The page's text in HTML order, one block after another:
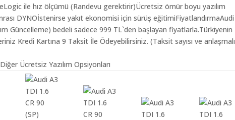
ile hız ölçümü (Randevu gerektirir)Ücretsiz ömür boyu yazılım
DYNOİstenirse yakıt ekonomisi için sürüş eğitimiFiyatlandırmaAudi
Güncelleme) bedeli sadece 999 TL`den başlayan fiyatlarla.Türkiyenin
Kredi Kartına 9 Taksit İle Ödeyebilirsiniz. (Taksit sayısı ve anlaşmalı
Ücretsiz Yazılım Opsiyonları